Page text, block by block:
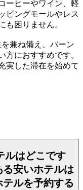
ーヒーやワイン、軽
ピングモールやレス
も困りません。
兼ね備え、バーン
方におすすめです。
実した滞在を始めて
ルはどこです
安いホテルは
ルを予約する